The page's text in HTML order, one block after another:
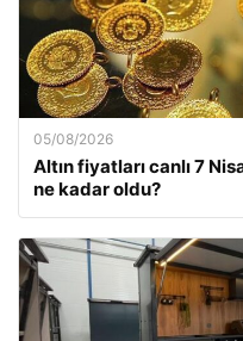
05/08/2026
Altın fiyatları canlı 7
ne kadar oldu?